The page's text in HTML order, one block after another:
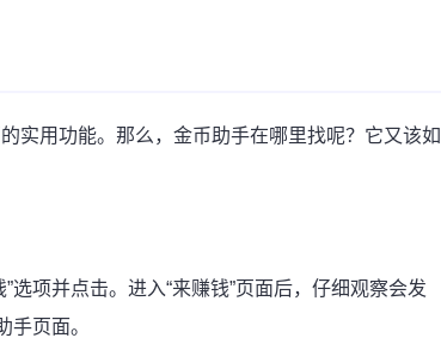
实用功能。那么，金币助手在哪里找呢？它又该如
项并点击。进入“来赚钱”页面后，仔细观察会发
手页面。